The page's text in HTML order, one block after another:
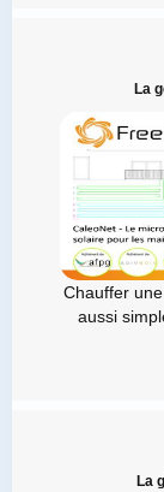
La
Chauffer
aussi
La